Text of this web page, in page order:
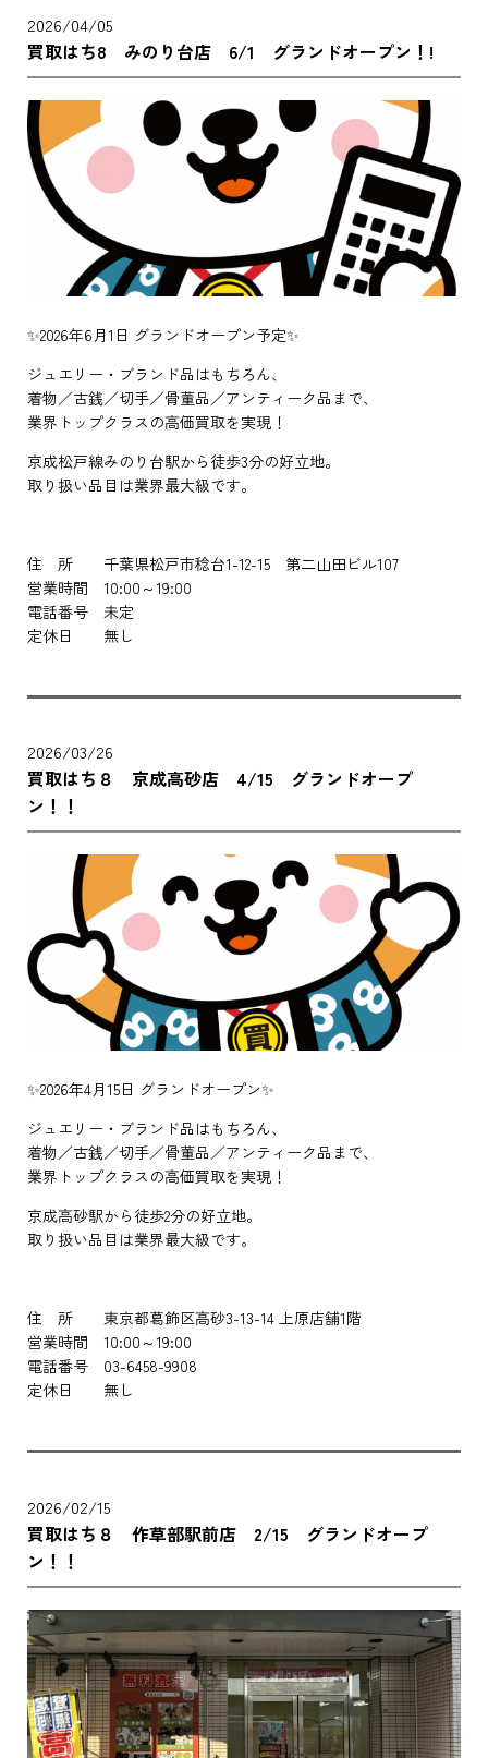
2026/04/05
買取はち8 みのり台店 6/1 グランドオープン！!
✨2026年6月1日 グランドオープン予定✨
ジュエリー・ブランド品はもちろん、
着物／古銭／切手／骨董品／アンティーク品まで、
業界トップクラスの高価買取を実現！
京成松戸線みのり台駅から徒歩3分の好立地。
取り扱い品目は業界最大級です。
住 所 千葉県松戸市稔台1-12-15 第二山田ビル107
営業時間 10:00～19:00
電話番号 未定
定休日 無し
2026/03/26
買取はち８ 京成高砂店 4/15 グランドオープ
ン！！
✨2026年4月15日 グランドオープン✨
ジュエリー・ブランド品はもちろん、
着物／古銭／切手／骨董品／アンティーク品まで、
業界トップクラスの高価買取を実現！
京成高砂駅から徒歩2分の好立地。
取り扱い品目は業界最大級です。
住 所 東京都葛飾区高砂3-13-14 上原店舗1階
営業時間 10:00～19:00
電話番号 03-6458-9908
定休日 無し
2026/02/15
買取はち８ 作草部駅前店 2/15 グランドオープ
ン！！